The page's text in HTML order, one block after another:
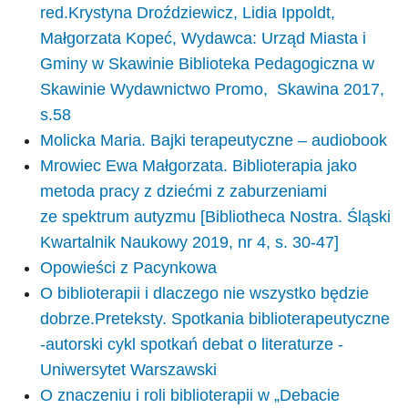
red.Krystyna Droździewicz, Lidia Ippoldt,
Małgorzata Kopeć, Wydawca: Urząd Miasta i
Gminy w Skawinie Biblioteka Pedagogiczna w
Skawinie Wydawnictwo Promo, Skawina 2017,
s.58
Molicka Maria. Bajki terapeutyczne – audiobook
Mrowiec Ewa Małgorzata. Biblioterapia jako
metoda pracy z dziećmi z zaburzeniami
ze spektrum autyzmu [Bibliotheca Nostra. Śląski
Kwartalnik Naukowy 2019, nr 4, s. 30-47]
Opowieści z Pacynkowa
O biblioterapii i dlaczego nie wszystko będzie
dobrze.Preteksty. Spotkania biblioterapeutyczne
-autorski cykl spotkań debat o literaturze -
Uniwersytet Warszawski
O znaczeniu i roli biblioterapii w „Debacie